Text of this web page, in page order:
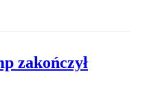
zakończył